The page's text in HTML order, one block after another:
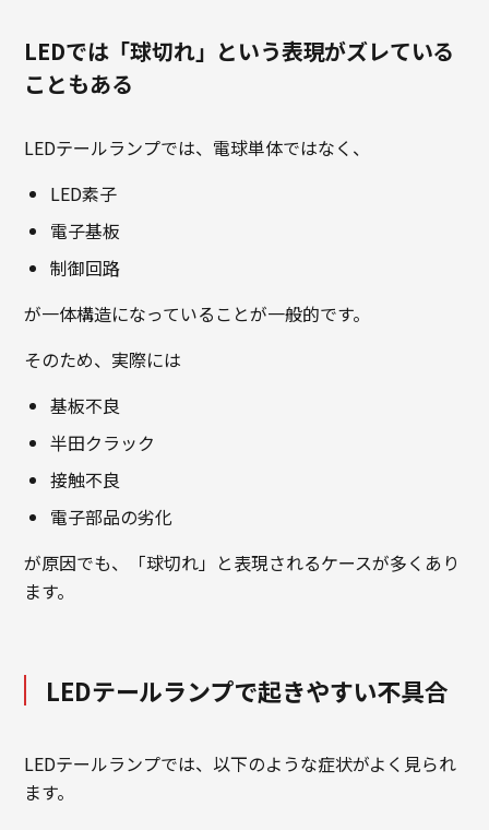
LEDでは「球切れ」という表現がズレている
こともある
LEDテールランプでは、電球単体ではなく、
LED素子
電子基板
制御回路
が一体構造になっていることが一般的です。
そのため、実際には
基板不良
半田クラック
接触不良
電子部品の劣化
が原因でも、「球切れ」と表現されるケースが多くあり
ます。
LEDテールランプで起きやすい不具合
LEDテールランプでは、以下のような症状がよく見られ
ます。